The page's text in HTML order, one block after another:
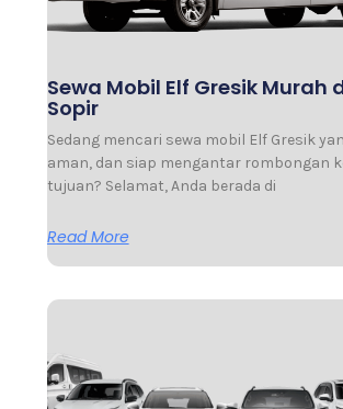
Sewa Mobil Elf Gresik Murah
Sopir
Sedang mencari sewa mobil Elf Gresik
aman, dan siap mengantar rombongan
tujuan? Selamat, Anda berada di
Read More